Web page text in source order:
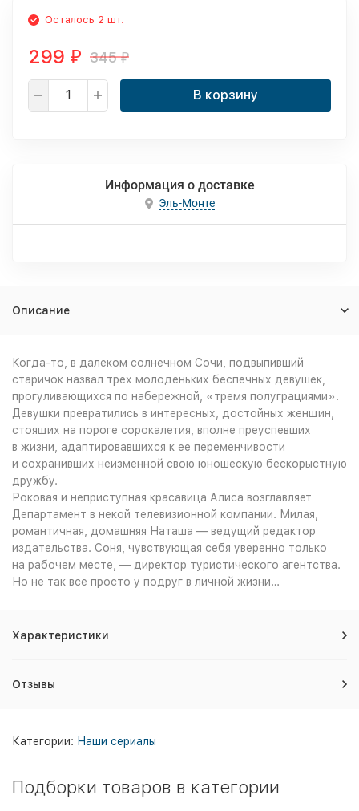
Осталось 2 шт.
299 ₽ 345₽
В корзину
Информация о доставке
Эль-Монте
Описание
Когда-то, в далеком солнечном Сочи, подвыпивший
старичок назвал трех молоденьких беспечных девушек,
прогуливающихся по набережной, «тремя полуграциями».
Девушки превратились в интересных, достойных женщин,
стоящих на пороге сорокалетия, вполне преуспевших
в жизни, адаптировавшихся к ее переменчивости
и сохранивших неизменной свою юношескую бескорыстную
дружбу.
Роковая и неприступная красавица Алиса возглавляет
Департамент в некой телевизионной компании. Милая,
романтичная, домашняя Наташа — ведущий редактор
издательства. Соня, чувствующая себя уверенно только
на рабочем месте, — директор туристического агентства.
Но не так все просто у подруг в личной жизни…
Характеристики
Отзывы
Категории: Наши сериалы
Подборки товаров в категории